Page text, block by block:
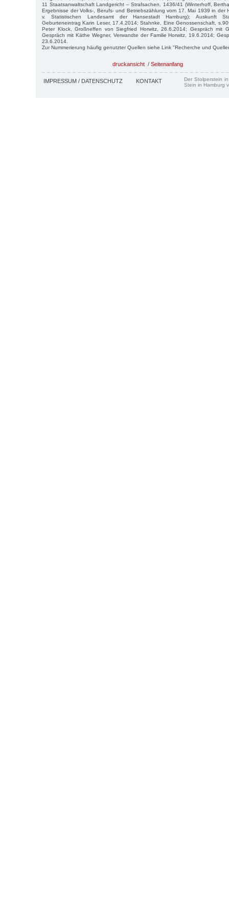
11 Staatsanwaltschaft Landgericht – Strafsachen, 1436/41 (Winterhoff,
Ergebnisse der Volks-, Berufs- und Betriebszählung vom 17. Mai 1939 in der
v. Statistischen Landesamt der Hansestadt Hamburg); Auskunft
Geburteneintrag Karin Leser, 17.4.2014; Stahnke, Eine Genossenschaft,
Peter Klock, Großneffen von Siegfried Horwitz, 26.6.2014; Gespräch mit
Gespräch mit Käthe Wegner, Verwandte der Familie Horwitz, 19.6.2014;
23.6.2014.
Zur Nummerierung häufig genutzter Quellen siehe Link "Recherche und
druckansicht / Seitenanfang
IMPRESSUM / DATENSCHUTZ KONTAKT
Der Stolperstein
Stein in Hamburg